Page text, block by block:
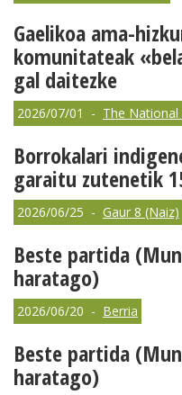
Gaelikoa ama-
komunitateak
gal daitezke
2026/07/01 - The National
Borrokalari
garaitu zutenetik
2026/06/25 - Gaur 8 (Naiz)
Beste partida
haratago)
2026/06/20 - Berria
Beste partida
haratago)